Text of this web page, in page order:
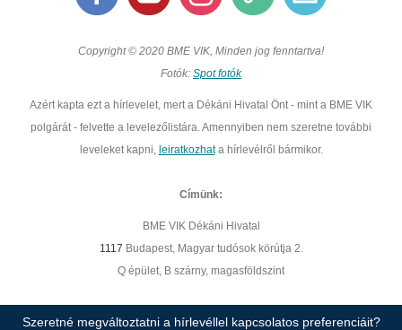
Copyright © 2020 BME VIK, Minden jog fenntartva!
Fotók: Spot fotók
Azért kapta ezt a hírlevelet, mert a Dékáni Hivatal Önt - mint a BME VIK
polgárát - felvette a levelezőlistára. Amennyiben nem szeretne további
leveleket kapni, leiratkozhata hírlevélről bármikor.
Címünk:
BME VIK Dékáni Hivatal
1117 Budapest, Magyar tudósok körútja 2.
Q épület, B szárny, magasföldszint
Szeretné megváltoztatni a hírlevéllel kapcsolatos preferenciáit?